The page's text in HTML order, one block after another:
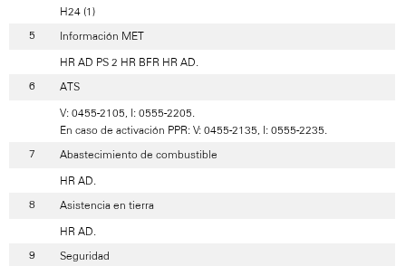
H24 (1)
Información MET
HR AD PS 2 HR BFR HR AD.
ATS
V: 0455-2105, I: 0555-2205.
En caso de activación PPR: V: 0455-2135, I: 0555-2235.
Abastecimiento de combustible
HR AD.
Asistencia en tierra
HR AD.
Seguridad